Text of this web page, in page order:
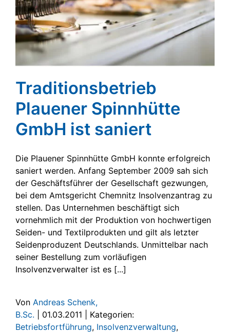
Traditionsbetrieb
Plauener Spinnhütte
GmbH ist saniert
Die Plauener Spinnhütte GmbH konnte erfolgreich
saniert werden. Anfang September 2009 sah sich
der Geschäftsführer der Gesellschaft gezwungen,
bei dem Amtsgericht Chemnitz Insolvenzantrag zu
stellen. Das Unternehmen beschäftigt sich
vornehmlich mit der Produktion von hochwertigen
Seiden- und Textilprodukten und gilt als letzter
Seidenproduzent Deutschlands. Unmittelbar nach
seiner Bestellung zum vorläufigen
Insolvenzverwalter ist es [...]
Von Andreas Schenk,
B.Sc.
01.03.2011
Kategorien:
Betriebsfortführung, Insolvenzverwaltung,